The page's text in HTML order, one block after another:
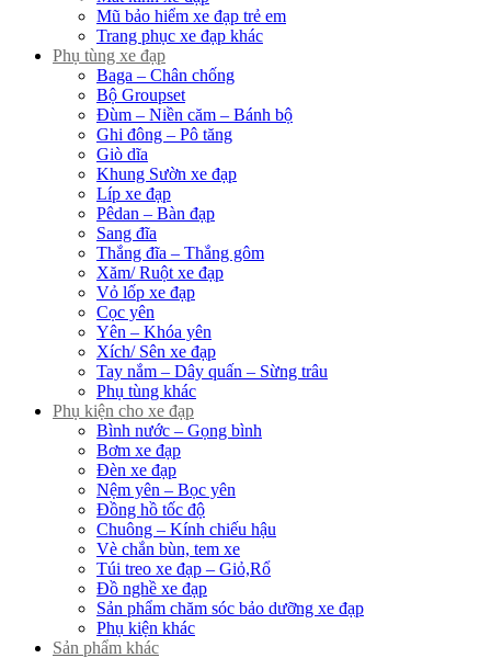
Mũ bảo hiểm xe đạp trẻ em
Trang phục xe đạp khác
Phụ tùng xe đạp
Baga – Chân chống
Bộ Groupset
Đùm – Niền căm – Bánh bộ
Ghi đông – Pô tăng
Giò dĩa
Khung Sườn xe đạp
Líp xe đạp
Pêdan – Bàn đạp
Sang đĩa
Thắng đĩa – Thắng gôm
Xăm/ Ruột xe đạp
Vỏ lốp xe đạp
Cọc yên
Yên – Khóa yên
Xích/ Sên xe đạp
Tay nắm – Dây quấn – Sừng trâu
Phụ tùng khác
Phụ kiện cho xe đạp
Bình nước – Gọng bình
Bơm xe đạp
Đèn xe đạp
Nệm yên – Bọc yên
Đồng hồ tốc độ
Chuông – Kính chiếu hậu
Vè chắn bùn, tem xe
Túi treo xe đạp – Giỏ,Rổ
Đồ nghề xe đạp
Sản phẩm chăm sóc bảo dưỡng xe đạp
Phụ kiện khác
Sản phẩm khác